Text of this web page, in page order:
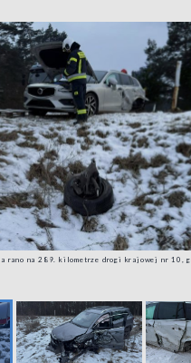
rano na 289. kilometrze drogi krajowej nr 10,